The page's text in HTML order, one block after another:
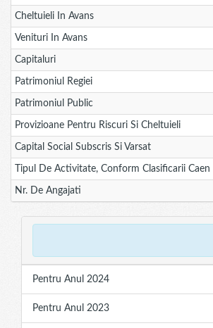
Cheltuieli In Avans
Venituri In Avans
Capitaluri
Patrimoniul Regiei
Patrimoniul Public
Provizioane Pentru Riscuri Si Cheltuieli
Capital Social Subscris Si Varsat
Tipul De Activitate, Conform Clasificarii Caen
Nr. De Angajati
Pentru Anul 2024
Pentru Anul 2023